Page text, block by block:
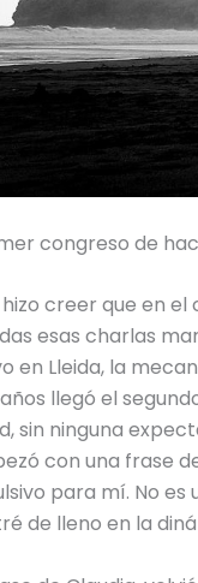
congreso de
creer que en
esas charlas
en Lleida, la
llegó el
sin ninguna
con una frase
para mí. No
de lleno en la